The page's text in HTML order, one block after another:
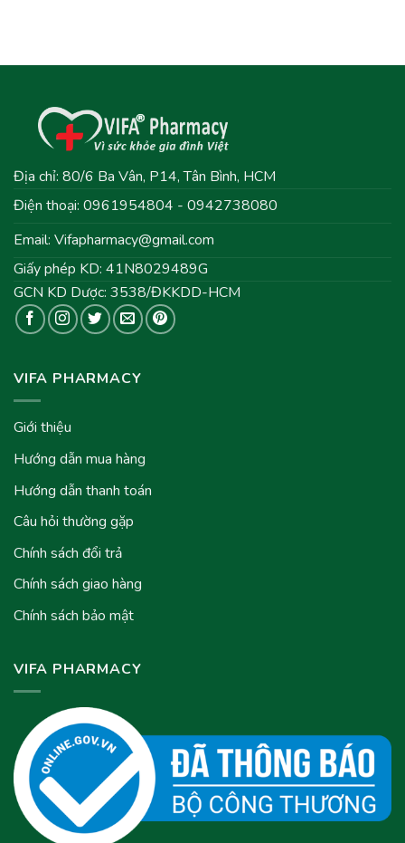
Địa chỉ: 80/6 Ba Vân, P14, Tân Bình, HCM
Điện thoại: 0961954804 - 0942738080
Email: Vifapharmacy@gmail.com
Giấy phép KD: 41N8029489G
GCN KD Dược: 3538/ĐKKDD-HCM
VIFA PHARMACY
Giới thiệu
Hướng dẫn mua hàng
Hướng dẫn thanh toán
Câu hỏi thường gặp
Chính sách đổi trả
Chính sách giao hàng
Chính sách bảo mật
VIFA PHARMACY